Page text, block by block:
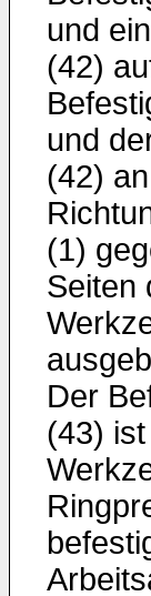
und
(42)
und
(42)
(1)
Seiten
Der
(43)